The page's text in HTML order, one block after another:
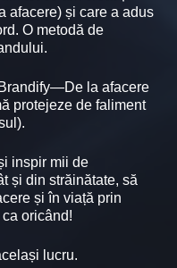
afacere) și care a adus
O metodă de
la afacere
protejeze de faliment
inspir mii de
și din străinătate, să
și în viață prin
oricând!
lucru.